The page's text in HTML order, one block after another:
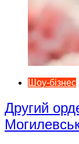
Шоу-бізнес
Другий